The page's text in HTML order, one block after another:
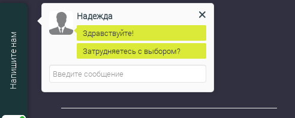
info@tkanimnogo.ru
sale@tkanimnogo.ru
Напишите нам
Надежда
Здравствуйте!
Затрудняетесь с выбором?
Надеждапечатает...